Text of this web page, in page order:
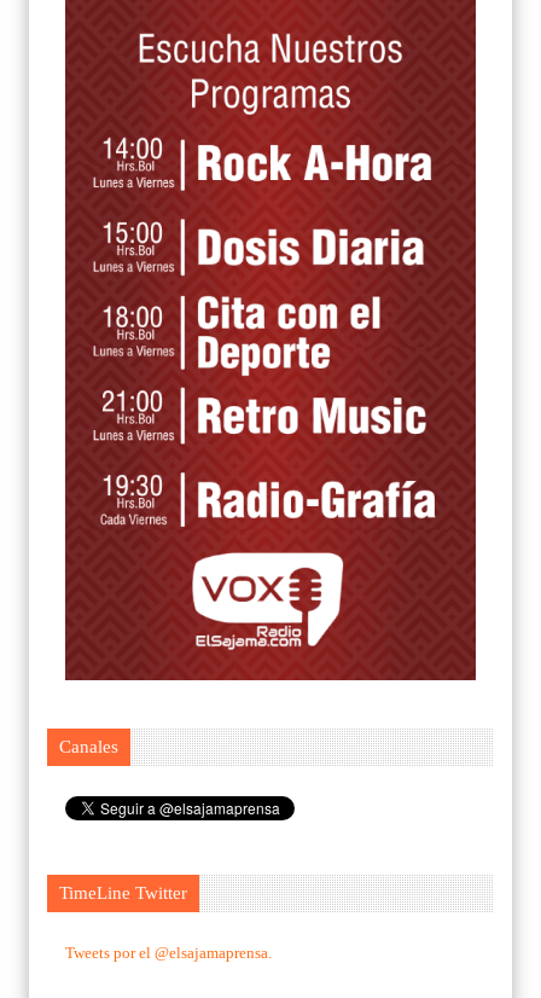
Canales
TimeLine Twitter
Tweets por el @elsajamaprensa.